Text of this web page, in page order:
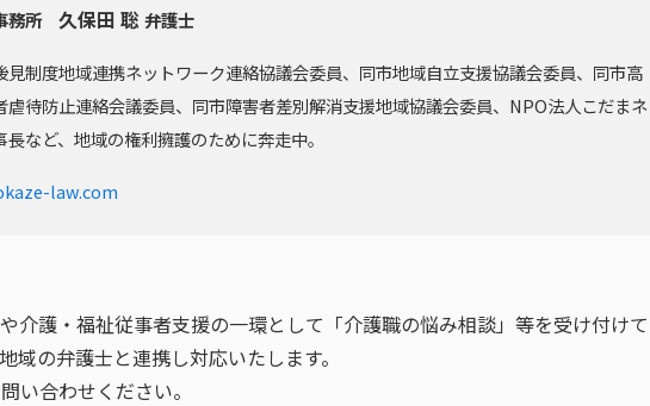
務所 久保田 聡 弁護士
見制度地域連携ネットワーク連絡協議会委員、同市地域自立支援協議会委員、同市高
虐待防止連絡会議委員、同市障害者差別解消支援地域協議会委員、NPO法人こだまネ
長など、地域の権利擁護のために奔走中。
law.com
介護・福祉従事者支援の一環として「介護職の悩み相談」等を受け付け
域の弁護士と連携し対応いたします。
い合わせください。